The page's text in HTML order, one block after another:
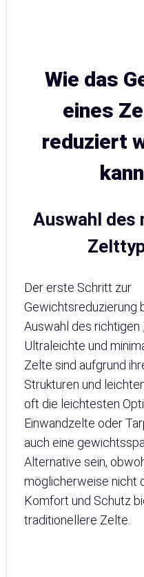
Wie das
eines
reduziert
kann
Auswahl des
Der erste Schritt zur
Gewichtsreduzierung
Auswahl des richtigen
Ultraleichte und
Zelte sind aufgrund
Strukturen und
oft die leichtesten
Einwandzelte oder
auch eine
Alternative sein,
möglicherweise nicht
Komfort und Schutz
traditionellere Zelte.